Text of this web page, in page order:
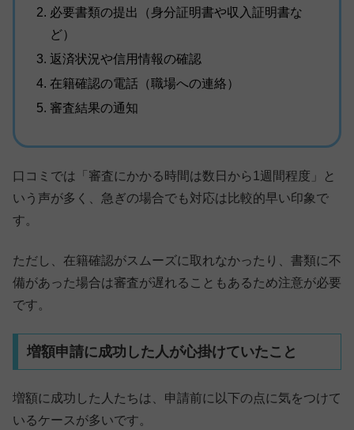
必要書類の提出（身分証明書や収入証明書な
ど）
返済状況や信用情報の確認
在籍確認の電話（職場への連絡）
審査結果の通知
口コミでは「審査にかかる時間は数日から1週間程度」と
いう声が多く、急ぎの場合でも対応は比較的早い印象で
す。
ただし、在籍確認がスムーズに取れなかったり、書類に不
備があった場合は審査が遅れることもあるため注意が必要
です。
増額申請に成功した人が心掛けていたこと
増額に成功した人たちは、申請前に以下の点に気をつけて
いるケースが多いです。